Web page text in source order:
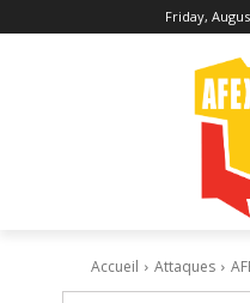
Friday,
Accueil Attaques